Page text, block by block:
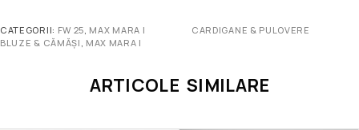
CATEGORII: FW 25, MAX MARA |
BLUZE & CĂMĂȘI , MAX MARA |
CARDIGANE & PULOVERE
ARTICOLE SIMILARE